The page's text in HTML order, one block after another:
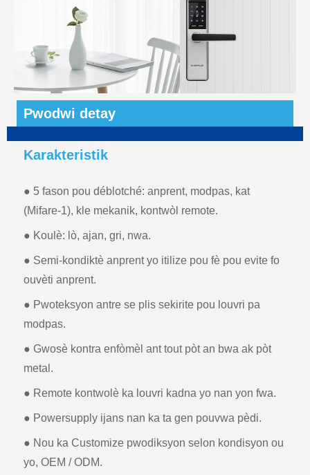
Pwodwi detay
Karakteristik
● 5 fason pou déblotché: anprent, modpas, kat
(Mifare-1), kle mekanik, kontwòl remote.
● Koulè: lò, ajan, gri, nwa.
● Semi-kondiktè anprent yo itilize pou fè pou evite fo
ouvèti anprent.
● Pwoteksyon antre se plis sekirite pou louvri pa
modpas.
● Gwosè kontra enfòmèl ant tout pòt an bwa ak pòt
metal.
● Remote kontwolè ka louvri kadna yo nan yon fwa.
● Powersupply ijans nan ka ta gen pouvwa pèdi.
● Nou ka Customize pwodiksyon selon kondisyon ou
yo, OEM / ODM.